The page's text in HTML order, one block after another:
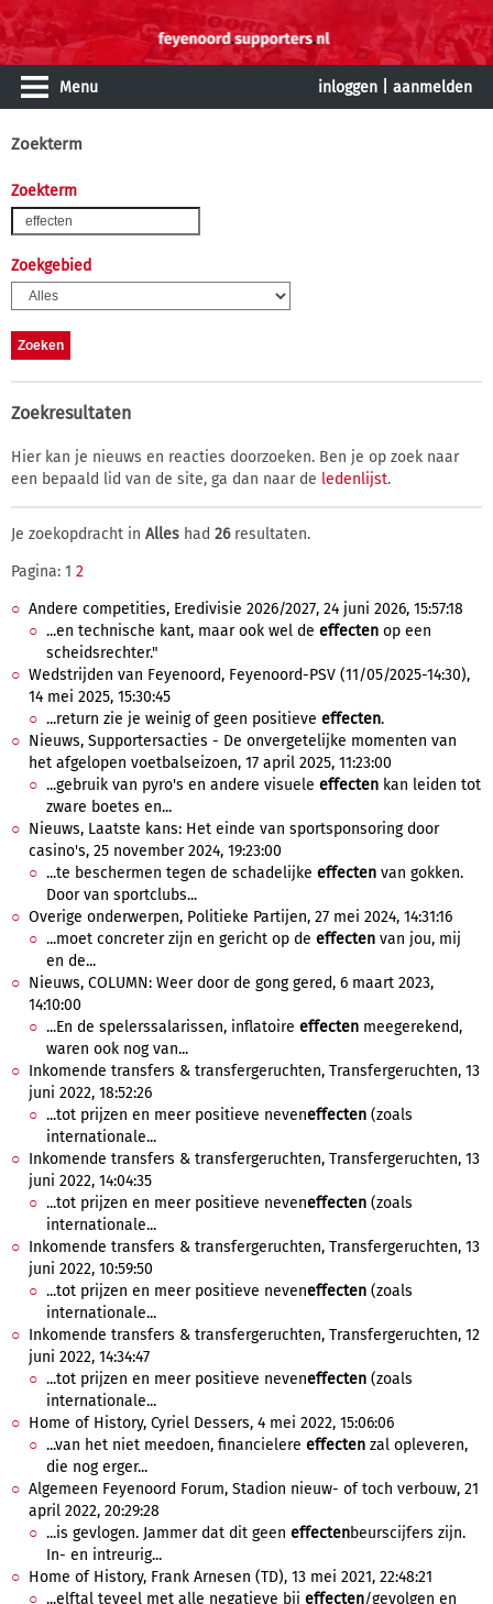
Menu inloggen aanmelden
Zoekterm
Zoekterm
Zoekgebied
Zoekresultaten
Hier kan je nieuws en reacties doorzoeken. Ben je op zoek naar
een bepaald lid van de site, ga dan naar de ledenlijst.
Je zoekopdracht in Alles had 26resultaten.
Pagina: 1 2
Andere competities, Eredivisie 2026/2027, 24 juni 2026, 15:57:18
...en technische kant, maar ook wel de effecten op een
scheidsrechter."
Wedstrijden van Feyenoord, Feyenoord-PSV (11/05/2025-14:30),
14 mei 2025, 15:30:45
...return zie je weinig of geen positieve effecten.
Nieuws, Supportersacties - De onvergetelijke momenten van
het afgelopen voetbalseizoen, 17 april 2025, 11:23:00
...gebruik van pyro's en andere visuele effecten kan leiden tot
zware boetes en...
Nieuws, Laatste kans: Het einde van sportsponsoring door
casino's, 25 november 2024, 19:23:00
...te beschermen tegen de schadelijke effecten van gokken.
Door van sportclubs...
Overige onderwerpen, Politieke Partijen, 27 mei 2024, 14:31:16
...moet concreter zijn en gericht op de effecten van jou, mij
en de...
Nieuws, COLUMN: Weer door de gong gered, 6 maart 2023,
14:10:00
...En de spelerssalarissen, inflatoire effecten meegerekend,
waren ook nog van...
Inkomende transfers & transfergeruchten, Transfergeruchten, 13
juni 2022, 18:52:26
...tot prijzen en meer positieve neveneffecten (zoals
internationale...
Inkomende transfers & transfergeruchten, Transfergeruchten, 13
juni 2022, 14:04:35
...tot prijzen en meer positieve neveneffecten (zoals
internationale...
Inkomende transfers & transfergeruchten, Transfergeruchten, 13
juni 2022, 10:59:50
...tot prijzen en meer positieve neveneffecten (zoals
internationale...
Inkomende transfers & transfergeruchten, Transfergeruchten, 12
juni 2022, 14:34:47
...tot prijzen en meer positieve neveneffecten (zoals
internationale...
Home of History, Cyriel Dessers, 4 mei 2022, 15:06:06
...van het niet meedoen, financielere effecten zal opleveren,
die nog erger...
Algemeen Feyenoord Forum, Stadion nieuw- of toch verbouw, 21
april 2022, 20:29:28
...is gevlogen. Jammer dat dit geen effectenbeurscijfers zijn.
In- en intreurig...
Home of History, Frank Arnesen (TD), 13 mei 2021, 22:48:21
...elftal teveel met alle negatieve bij effecten/gevolgen en